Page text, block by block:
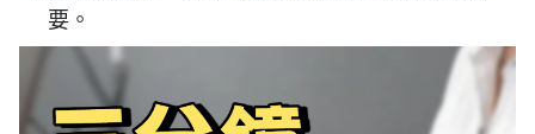
要。